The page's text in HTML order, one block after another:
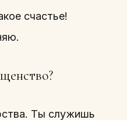
счастье!
Ты служишь